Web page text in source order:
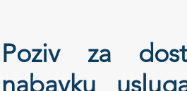
Poziv za
nabavku